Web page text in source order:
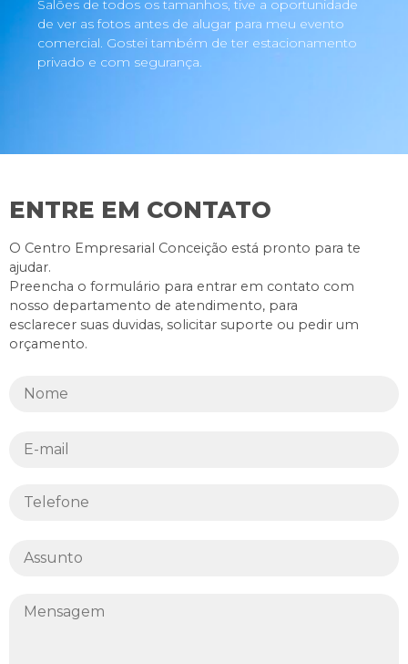
Salões de todos os tamanhos, tive a oportunidade
de ver as fotos antes de alugar para meu evento
comercial. Gostei também de ter estacionamento
privado e com segurança.
ENTRE EM CONTATO
O Centro Empresarial Conceição está pronto para te
ajudar.
Preencha o formulário para entrar em contato com
nosso departamento de atendimento, para
esclarecer suas duvidas, solicitar suporte ou pedir um
orçamento.